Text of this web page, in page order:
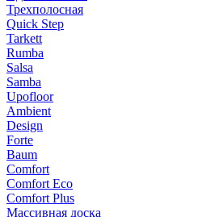
Трехполосная
Quick Step
Tarkett
Rumba
Salsa
Samba
Upofloor
Ambient
Design
Forte
Baum
Comfort
Comfort Eco
Comfort Plus
Массивная доска